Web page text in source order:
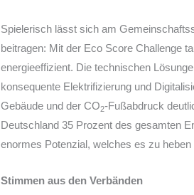
Spielerisch lässt sich am
beitragen: Mit der Eco Score Challenge
energieeffizient. Die technischen
konsequente Elektrifizierung und
Gebäude und der CO2-Fußabdruck
Deutschland 35 Prozent des gesamten
enormes Potenzial, welches es zu heben
Stimmen aus den Verbänden